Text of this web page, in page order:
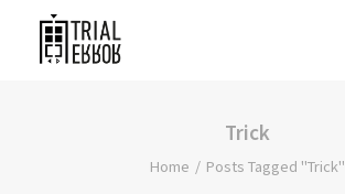
Trick
Home Posts Tagged "Trick"